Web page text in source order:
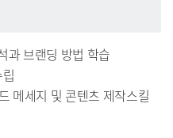
과 브랜딩 방법 학습
메세지 및 콘텐츠 제작스킬